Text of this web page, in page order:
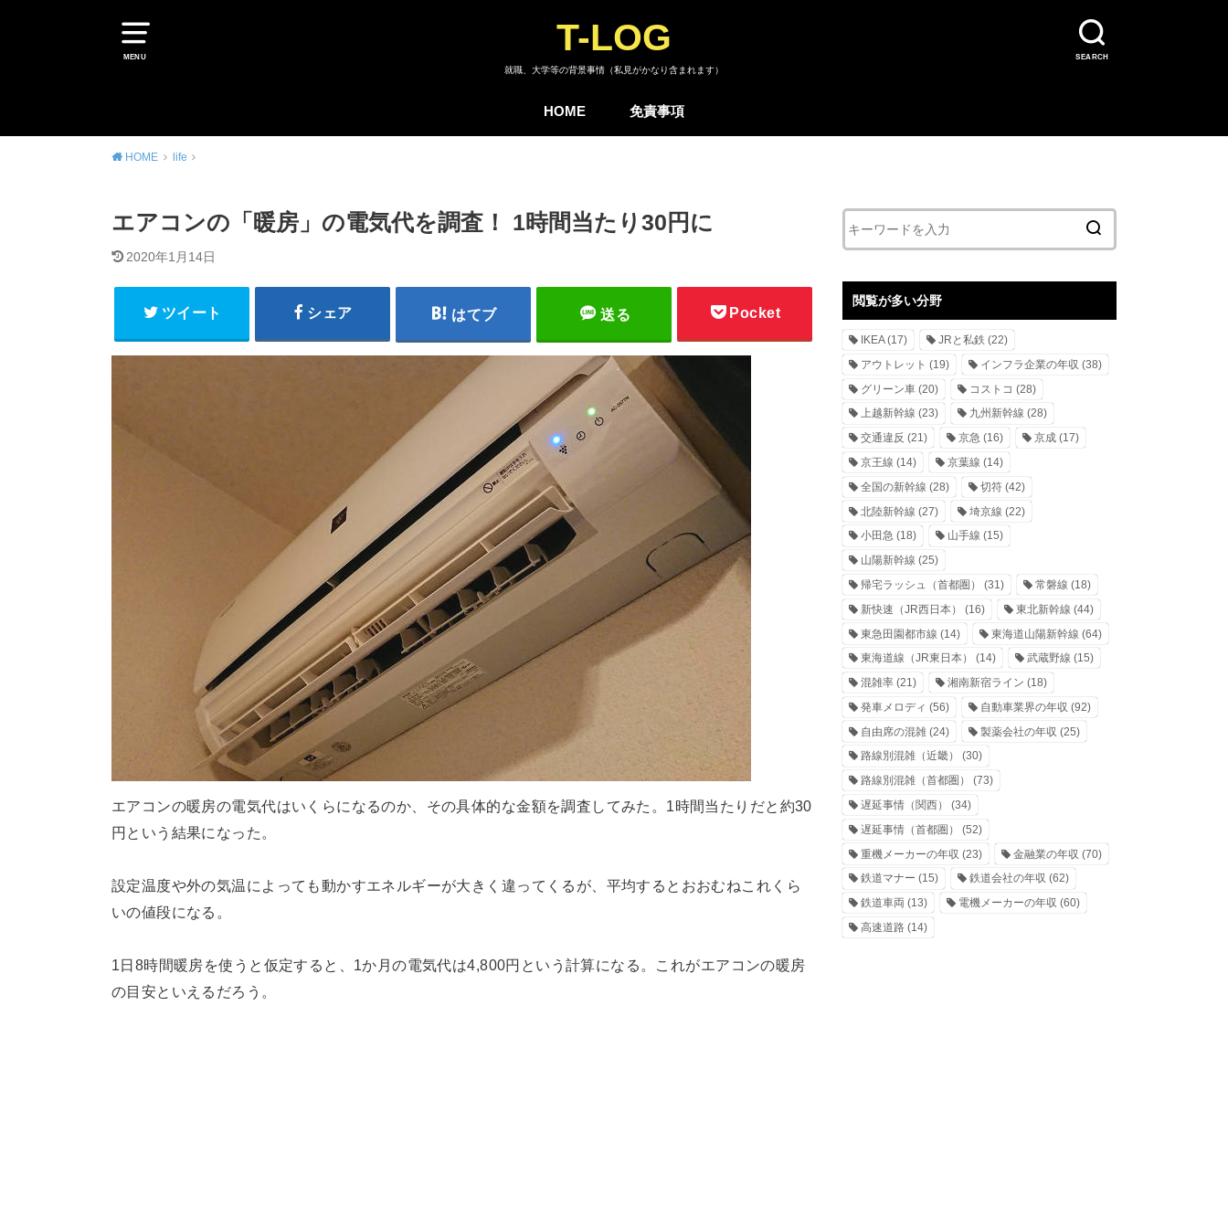
MENU SEARCH
T-LOG
就職、大学等の背景事情（私見がかなり含まれます）
HOME 免責事項
HOME life
エアコンの「暖房」の電気代を調査！ 1時間当たり30円に
2020年1月14日
ツイート シェア はてブ 送る Pocket
エアコンの暖房の電気代はいくらになるのか、その具体的な金額を調査してみた。1時間当たりだと約30
円という結果になった。
設定温度や外の気温によっても動かすエネルギーが大きく違ってくるが、平均するとおおむねこれくら
いの値段になる。
1日8時間暖房を使うと仮定すると、1か月の電気代は4,800円という計算になる。これがエアコンの暖房
の目安といえるだろう。
閲覧が多い分野
IKEA(17) JRと私鉄 (22)
アウトレット (19) インフラ企業の年収 (38)
グリーン車 (20) コストコ (28)
上越新幹線 (23) 九州新幹線 (28)
交通違反 (21) 京急 (16) 京成(17)
京王線 (14) 京葉線 (14)
全国の新幹線 (28) 切符(42)
北陸新幹線 (27) 埼京線 (22)
小田急 (18) 山手線 (15)
山陽新幹線 (25)
帰宅ラッシュ（首都圏）
(31) 常磐線 (18)
新快速（JR西日本）
(16) 東北新幹線 (44)
東急田園都市線 (14) 東海道山陽新幹線 (64)
東海道線（JR東日本）
(14) 武蔵野線 (15)
混雑率 (21) 湘南新宿ライン (18)
発車メロディ (56) 自動車業界の年収 (92)
自由席の混雑 (24) 製薬会社の年収 (25)
路線別混雑（近畿）
(30)
路線別混雑（首都圏）
(73)
遅延事情（関西）
(34)
遅延事情（首都圏）
(52)
重機メーカーの年収 (23) 金融業の年収 (70)
鉄道マナー (15) 鉄道会社の年収 (62)
鉄道車両 (13) 電機メーカーの年収 (60)
高速道路 (14)